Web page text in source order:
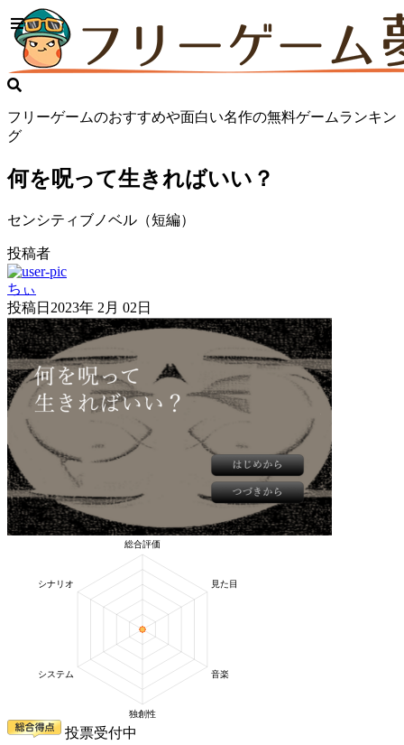
フリーゲームのおすすめや面白い名作の無料ゲームランキン
グ
何を呪って生きればいい？
センシティブノベル（短編）
投稿者
ちぃ
投稿日 2023年 2月 02日
投票受付中